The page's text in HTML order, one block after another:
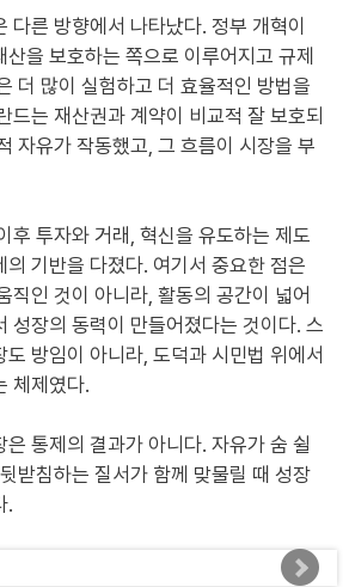
다른 방향에서 나타났다. 정부 개혁이
을 보호하는 쪽으로 이루어지고 규제
더 많이 실험하고 더 효율적인 방법을
드는 재산권과 계약이 비교적 잘 보호되
자유가 작동했고, 그 흐름이 시장을 부
후 투자와 거래, 혁신을 유도하는 제도
기반을 다졌다. 여기서 중요한 점은
직인 것이 아니라, 활동의 공간이 넓어
성장의 동력이 만들어졌다는 것이다. 스
방임이 아니라, 도덕과 시민법 위에서
체제였다.
통제의 결과가 아니다. 자유가 숨 쉴
받침하는 질서가 함께 맞물릴 때 성장
.